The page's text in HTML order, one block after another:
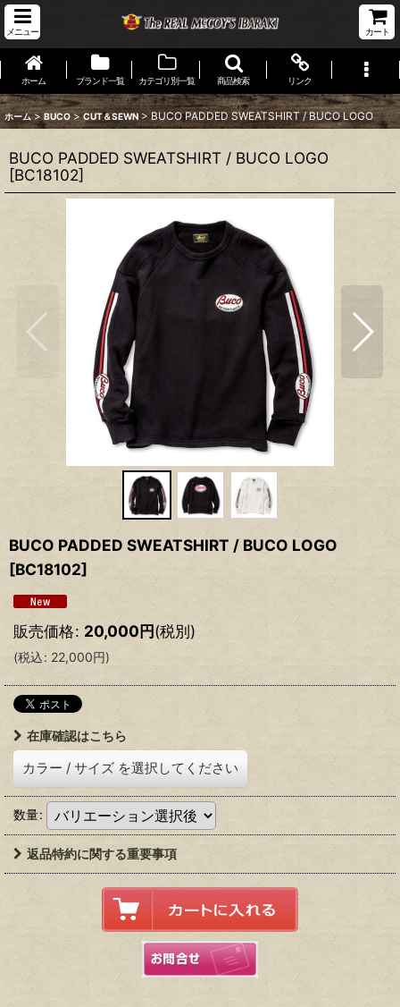
メニュー カート
ホーム ブランド一覧 カテゴリ別一覧 商品検索 リンク
ホーム > BUCO > CUT＆SEWN > BUCO PADDED SWEATSHIRT / BUCO LOGO
BUCO PADDED SWEATSHIRT / BUCO LOGO
[BC18102]
BUCO PADDED SWEATSHIRT / BUCO LOGO
[BC18102]
販売価格: 20,000円(税別)
(税込: 22,000円)
在庫確認はこちら
カラー / サイズ を選択してください
数量:
返品特約に関する重要事項